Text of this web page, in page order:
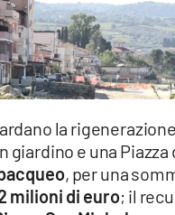
la
giardino e una Piazza
, per una
milioni di euro; il